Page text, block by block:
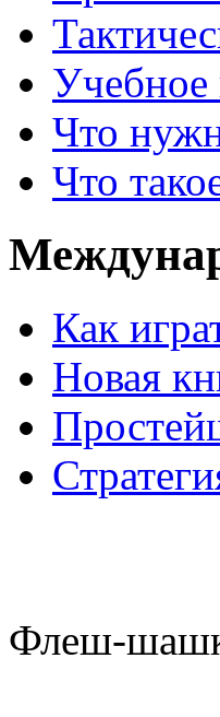
Учебное
Что
Что
Как
Новая
Флеш-